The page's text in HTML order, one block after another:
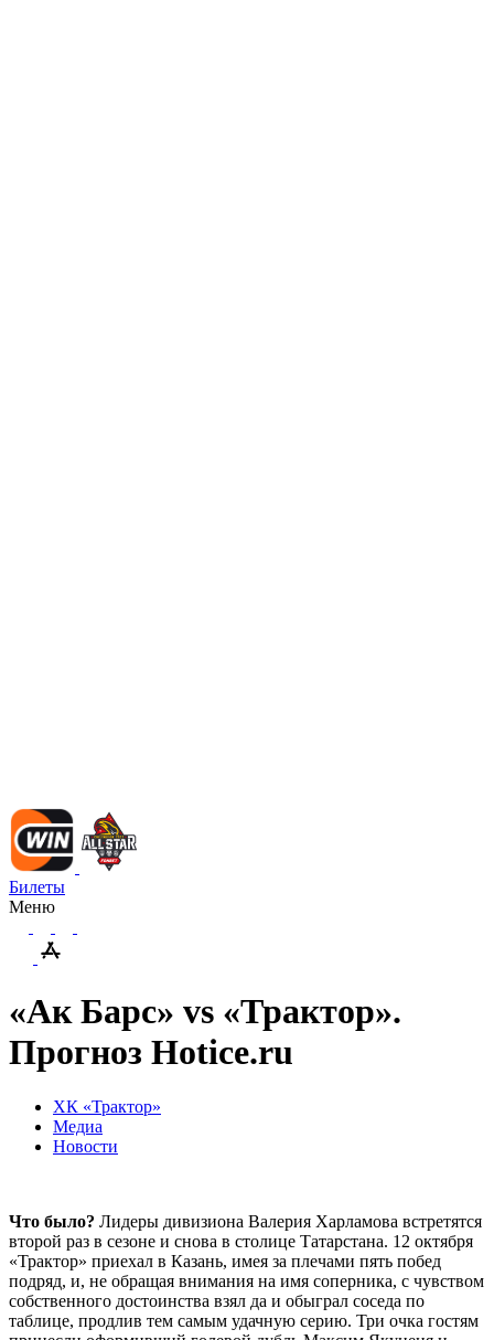
Билеты
Меню
«Ак Барс» vs «Трактор».
Прогноз Hotice.ru
ХК «Трактор»
Медиа
Новости
Что было? Лидеры дивизиона Валерия Харламова встретятся
второй раз в сезоне и снова в столице Татарстана. 12 октября
«Трактор» приехал в Казань, имея за плечами пять побед
подряд, и, не обращая внимания на имя соперника, с чувством
собственного достоинства взял да и обыграл соседа по
таблице, продлив тем самым удачную серию. Три очка гостям